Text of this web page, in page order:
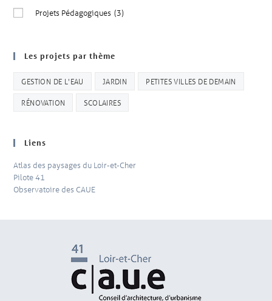
Projets Pédagogiques (3)
Les projets par thème
GESTION DE L'EAU JARDIN PETITES VILLES DE DEMAIN
RÉNOVATION SCOLAIRES
Liens
Atlas des paysages du Loir-et-Cher
Pilote 41
Observatoire des CAUE